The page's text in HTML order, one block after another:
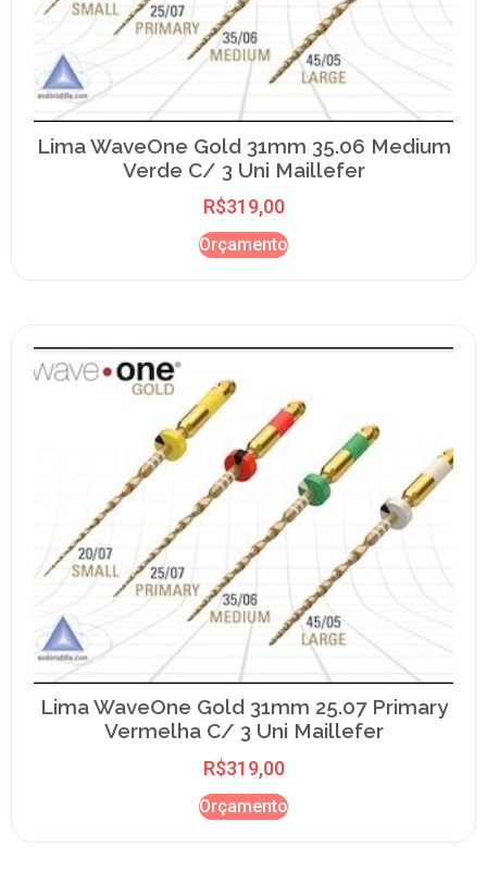
Lima WaveOne Gold 31mm 35.06 Medium
Verde C/ 3 Uni Maillefer
R$319,00
Orçamento
Lima WaveOne Gold 31mm 25.07 Primary
Vermelha C/ 3 Uni Maillefer
R$319,00
Orçamento